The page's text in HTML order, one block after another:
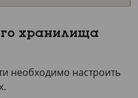
хранилища
необходимо настроить